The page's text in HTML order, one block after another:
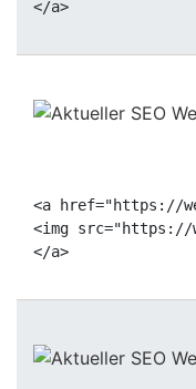
<a href="https://
<img src="https://